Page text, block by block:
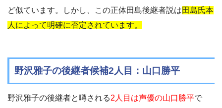
ど似ています。しかし、この正体田島後継者説は田島氏本
人によって明確に否定されています。
野沢雅子の後継者候補2人目：山口勝平
野沢雅子の後継者と噂される2人目は声優の山口勝平で